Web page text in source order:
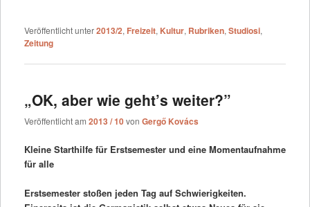
Veröffentlicht unter2013/2, Freizeit, Kultur, Rubriken, Studiosi,
Zeitung
„OK, aber wie geht’s weiter?”
Veröffentlicht am 2013 / 10von Gergő Kovács
Kleine Starthilfe für Erstsemester und eine Momentaufnahme
für alle
Erstsemester stoßen jeden Tag auf Schwierigkeiten.